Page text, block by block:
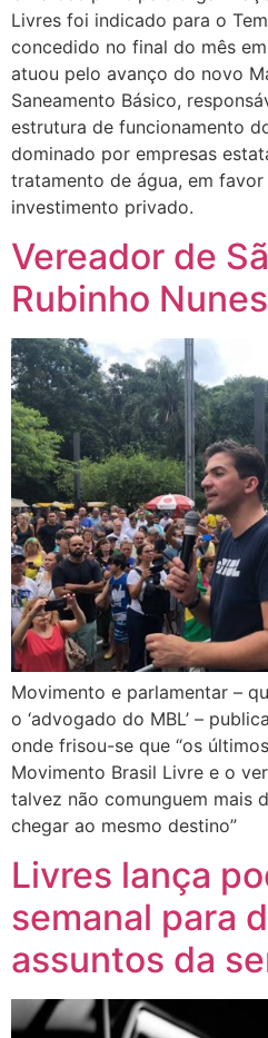
Livres foi indicado para o
concedido no final do mês
atuou pelo avanço do novo
Saneamento Básico,
estrutura de funcionamento
dominado por empresas
tratamento de água, em
investimento privado.
Vereador de
Rubinho
Movimento e parlamentar –
o ‘advogado do MBL’ –
onde frisou-se que “os
Movimento Brasil Livre e o
talvez não comunguem mais
chegar ao mesmo destino”
Livres lança
semanal para
assuntos da